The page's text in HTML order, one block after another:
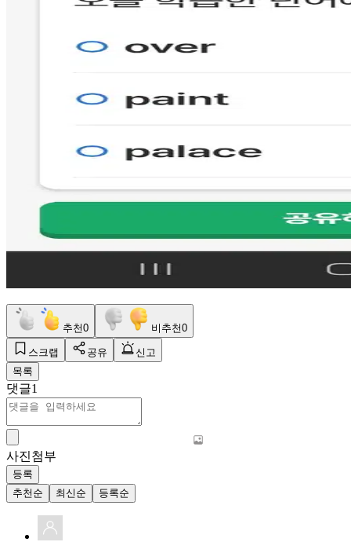
추천0 비추천0
스크랩 공유
신고
목록
댓글1
사진첨부
등록
추천순
최신순 등록순